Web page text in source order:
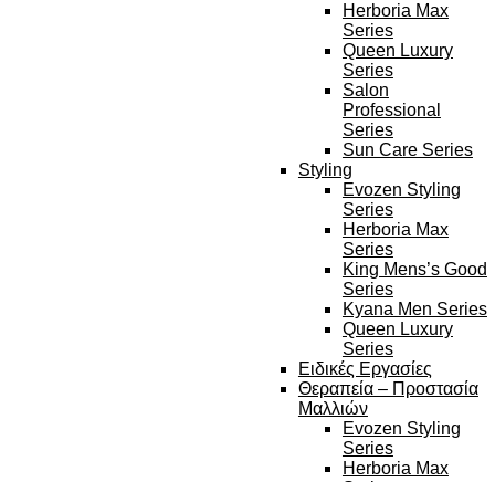
Herboria Max
Series
Queen Luxury
Series
Salon
Professional
Series
Sun Care Series
Styling
Evozen Styling
Series
Herboria Max
Series
King Mens’s Good
Series
Kyana Men Series
Queen Luxury
Series
Ειδικές Εργασίες
Θεραπεία – Προστασία
Μαλλιών
Evozen Styling
Series
Herboria Max